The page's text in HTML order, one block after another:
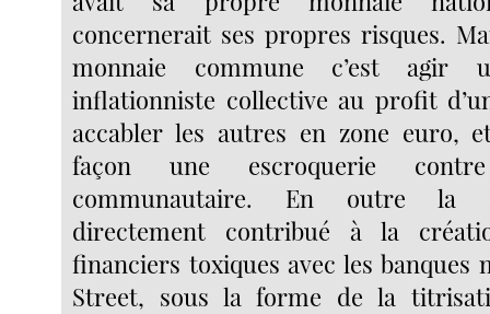
concernerait ses propres risques.
monnaie commune c’est agir
inflationniste collective au profit
accabler les autres en zone euro,
façon une escroquerie
communautaire. En outre la
directement contribué à la
financiers toxiques avec les banques
Street, sous la forme de la